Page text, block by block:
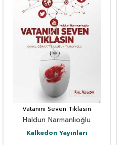
Vatanını Seven Tıklasın
Haldun Narmanlıoğlu
Kalkedon Yayınları